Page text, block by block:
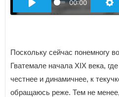
00:00
Поскольку сейчас понемногу
Гватемале начала XIX века,
честнее и динамичнее, к
обращаюсь реже. Тем не